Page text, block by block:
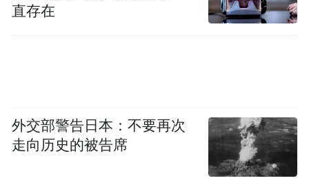
体验，向世界讲述河南故事、中国故事。
直存在
外交部警告日本：不要再次
走向历史的被告席